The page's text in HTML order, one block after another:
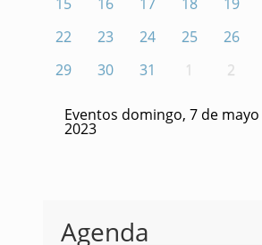
15
16 17 18 19
22
23 24 25 26
29
30 31 1 2
Eventos domingo, 7 de
2023
Agenda